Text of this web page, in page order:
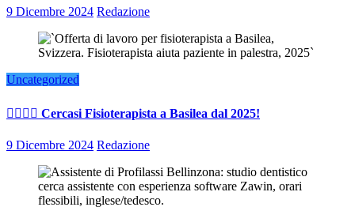
9 Dicembre 2024 Redazione
Uncategorized
👨‍⚕️👩‍⚕️ Cercasi Fisioterapista a Basilea dal 2025!
9 Dicembre 2024 Redazione